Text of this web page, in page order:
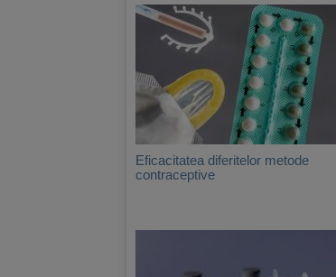
Eficacitatea diferitelor metode
contraceptive